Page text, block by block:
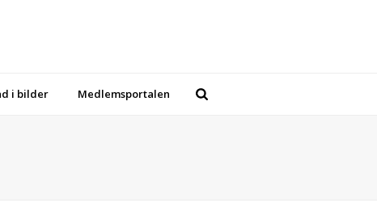
i bilder Medlemsportalen